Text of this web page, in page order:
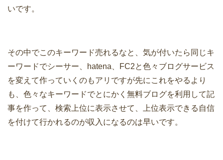
いです。
その中でこのキーワード売れるなと、気が付いたら同じキ
ーワードでシーサー、hatena、FC2と色々ブログサービス
を変えて作っていくのもアリですが先にこれをやるより
も、色々なキーワードでとにかく無料ブログを利用して記
事を作って、検索上位に表示させて、上位表示できる自信
を付けて行かれるのが収入になるのは早いです。